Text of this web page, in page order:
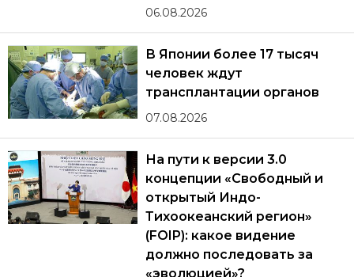
06.08.2026
В Японии более 17 тысяч
человек ждут
трансплантации органов
07.08.2026
На пути к версии 3.0
концепции «Свободный и
открытый Индо-
Тихоокеанский регион»
(FOIP): какое видение
должно последовать за
«эволюцией»?